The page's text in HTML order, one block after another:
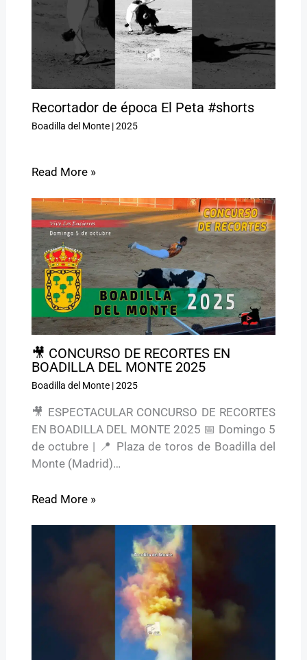
Recortador de época El Peta #shorts
Boadilla del Monte|2025
Read More »
🎥 CONCURSO DE RECORTES EN
BOADILLA DEL MONTE 2025
Boadilla del Monte|2025
🎥 ESPECTACULAR CONCURSO DE RECORTES
EN BOADILLA DEL MONTE 2025 📅 Domingo 5
de octubre | 📍 Plaza de toros de Boadilla del
Monte (Madrid)…
Read More »